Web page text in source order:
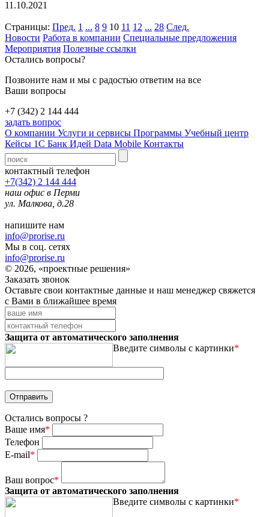
11.10.2021
Страницы: Пред. 1 ... 8 9 10 11 12 ... 28 След.
Новости Работа в компании Специальные предложения
Мероприятия Полезные ссылки
Остались вопросы?
Позвоните нам и мы с радостью ответим на все
Ваши вопросы
+7 (342) 2 144 444
задать вопрос
О компании Услуги и сервисы Программы Учебный центр
Кейсы 1С Банк Идей Data Mobile Контакты
контактный телефон
+7(342) 2 144 444
наш офис в Перми
ул. Малкова, д.28
напишите нам
info@prorise.ru
Мы в соц. сетях
info@prorise.ru
© 2026, «проектные решения»
Заказать звонок
Оставьте свои контактные данные и наш менеджер свяжется
с Вами в ближайшее время
Защита от автоматического заполнения
Введите символы с картинки*
Остались вопросы ?
Ваше имя*
Телефон
E-mail*
Ваш вопрос*
Защита от автоматического заполнения
Введите символы с картинки*